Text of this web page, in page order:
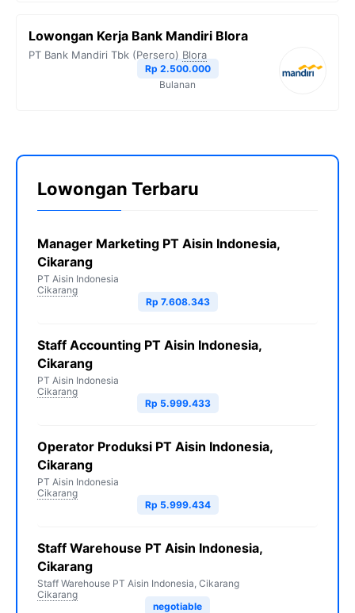
Lowongan Kerja Bank Mandiri Blora
PT Bank Mandiri Tbk (Persero) Blora
Rp 2.500.000
Bulanan
Lowongan Terbaru
Manager Marketing PT Aisin Indonesia,
Cikarang
PT Aisin Indonesia
Cikarang
Rp 7.608.343
Staff Accounting PT Aisin Indonesia,
Cikarang
PT Aisin Indonesia
Cikarang
Rp 5.999.433
Operator Produksi PT Aisin Indonesia,
Cikarang
PT Aisin Indonesia
Cikarang
Rp 5.999.434
Staff Warehouse PT Aisin Indonesia,
Cikarang
Staff Warehouse PT Aisin Indonesia, Cikarang
Cikarang
negotiable